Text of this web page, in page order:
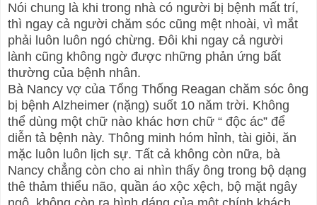
Nói chung là khi trong nhà có người bị bệnh mất trí,
thì ngay cả người chăm sóc cũng mệt nhoài, vì mắt
phải luôn luôn ngó chừng. Đôi khi ngay cả người
lành cũng không ngờ được những phản ứng bất
thường của bệnh nhân.
Bà Nancy vợ của Tổng Thống Reagan chăm sóc ông
bị bệnh Alzheimer (nặng) suốt 10 năm trời. Không
thể dùng một chữ nào khác hơn chữ “ độc ác” để
diễn tả bệnh này. Thông minh hóm hỉnh, tài giỏi, ăn
mặc luôn luôn lịch sự. Tất cả không còn nữa, bà
Nancy chẳng còn cho ai nhìn thấy ông trong bộ dạng
thê thảm thiểu não, quần áo xộc xệch, bộ mặt ngây